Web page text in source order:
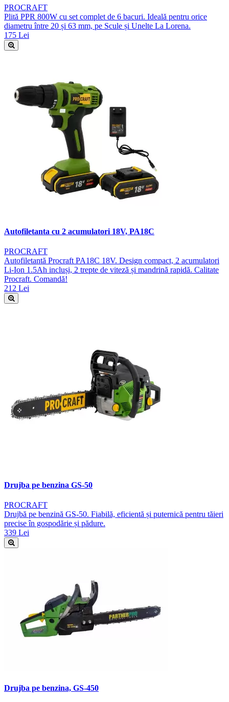
PROCRAFT
Plită PPR 800W cu set complet de 6 bacuri. Ideală pentru orice
diametru între 20 și 63 mm, pe Scule și Unelte La Lorena.
175 Lei
Autofiletanta cu 2 acumulatori 18V, PA18C
PROCRAFT
Autofiletantă Procraft PA18C 18V. Design compact, 2 acumulatori
Li-Ion 1.5Ah incluși, 2 trepte de viteză și mandrină rapidă. Calitate
Procraft. Comandă!
212 Lei
Drujba pe benzina GS-50
PROCRAFT
Drujbă pe benzină GS-50. Fiabilă, eficientă și puternică pentru tăieri
precise în gospodărie și pădure.
339 Lei
Drujba pe benzina, GS-450